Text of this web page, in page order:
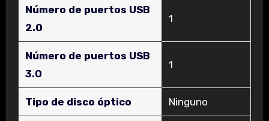
Número de puertos USB
2.0
‎1
Número de puertos USB
3.0
‎1
Tipo de disco óptico ‎Ninguno